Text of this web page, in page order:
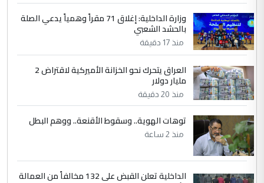
إكمال دراستي داخل ...
الموضوع :
السعودية توافق على الاستمرار في
إعطاء 100 منحة دراسية للطلبة العراقيين في
جامعاتها سنويا
وزارة الداخلية: إغلاق 71 مقراً وهمياً يدعي الصلة
بالحشد الشعبي
منذ 17 دقيقة
العراق يتحرك نحو الخزانة الأميركية لاقتراض 2
مليار دولار
منذ 20 دقيقة
توهات الهوية.. وسقوط الأقنعة.. ووهم البطل
منذ 2 ساعة
الداخلية تعلن القبض على 132 مخالفاً من العمالة